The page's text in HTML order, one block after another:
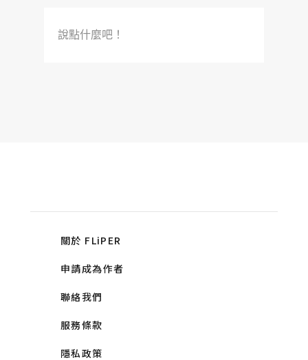
說點什麼吧！
關於 FLiPER
申請成為作者
聯絡我們
服務條款
隱私政策